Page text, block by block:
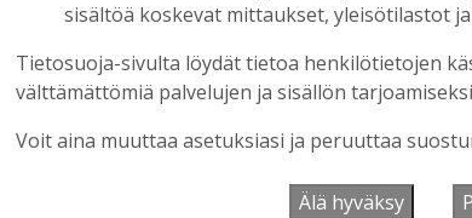
sisältöä koskevat mittaukset, yleisötilastot
Tietosuoja-sivulta löydät tietoa henkilötietojen
välttämättömiä palvelujen ja sisällön
Voit aina muuttaa asetuksiasi ja peruuttaa
Älä hyväksy